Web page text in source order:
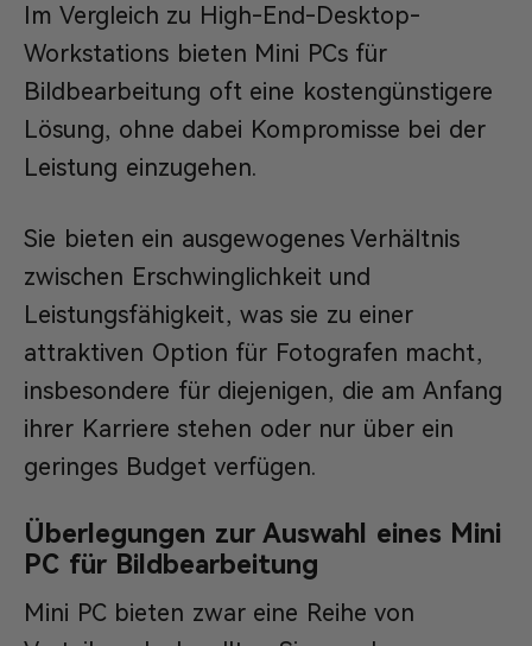
Im Vergleich zu High-End-Desktop-
Workstations bieten Mini PCs für
Bildbearbeitung oft eine kostengünstigere
Lösung, ohne dabei Kompromisse bei der
Leistung einzugehen.
Sie bieten ein ausgewogenes Verhältnis
zwischen Erschwinglichkeit und
Leistungsfähigkeit, was sie zu einer
attraktiven Option für Fotografen macht,
insbesondere für diejenigen, die am Anfang
ihrer Karriere stehen oder nur über ein
geringes Budget verfügen.
Überlegungen zur Auswahl eines Mini
PC für Bildbearbeitung
Mini PC bieten zwar eine Reihe von